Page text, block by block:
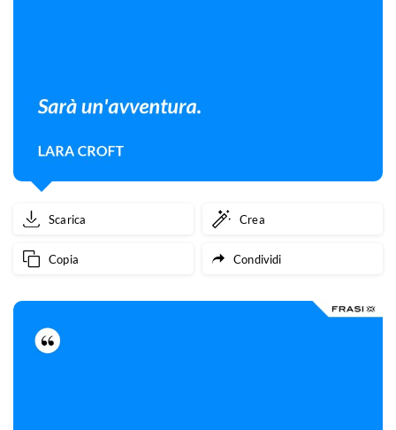
Scarica Crea
Copia Condividi